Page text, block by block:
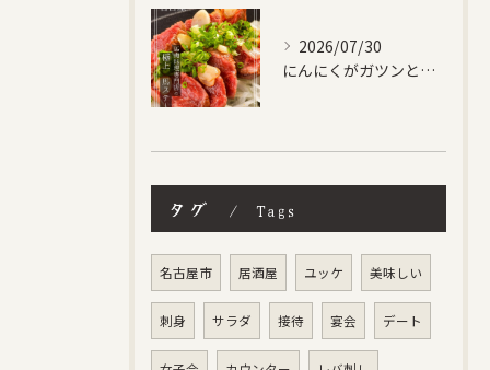
2026/07/30
にんにくがガツンときいた馬ステーキ✨
タグ Tags
名古屋市 居酒屋 ユッケ 美味しい
刺身 サラダ 接待 宴会 デート